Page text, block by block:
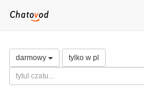
darmowy tylko w pl